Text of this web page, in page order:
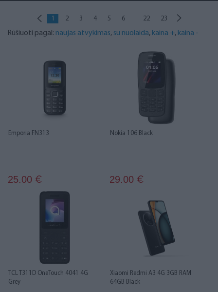
1 2 3 4 5 6 22 23
Rūšiuoti pagal: naujas atvykimas, su nuolaida, kaina +, kaina -
Emporia FN313
25.00 €
Nokia 106 Black
29.00 €
TCL T311D OneTouch 4041 4G
Grey
Xiaomi Redmi A3 4G 3GB RAM
64GB Black